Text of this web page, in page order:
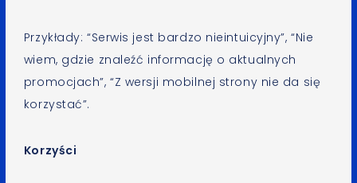
Przykłady: “Serwis jest bardzo nieintuicyjny”, “Nie
wiem, gdzie znaleźć informację o aktualnych
promocjach”, “Z wersji mobilnej strony nie da się
korzystać”.
Korzyści